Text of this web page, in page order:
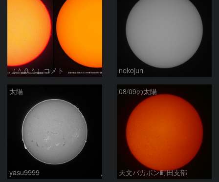
（＾０＾）コメト nekojun
太陽
yasu9999
08/09の太陽
天文バカボン町田支部